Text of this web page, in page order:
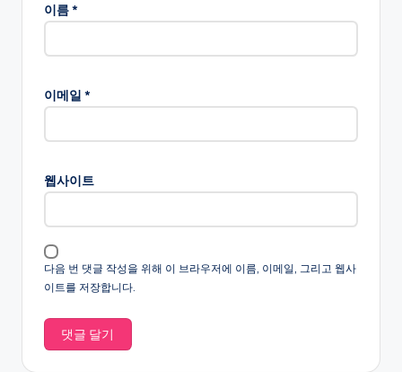
이름*
이메일 *
웹사이트
다음 번 댓글 작성을 위해 이 브라우저에 이름, 이메일, 그리고 웹사
이트를 저장합니다.